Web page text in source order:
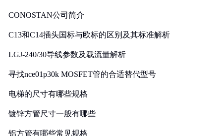
CONOSTAN公司简介
C13和C14插头国标与欧标的区别及其标准解析
LGJ-240/30导线参数及载流量解析
寻找nce01p30k MOSFET管的合适替代型号
电梯的尺寸有哪些规格
镀锌方管尺寸一般有哪些
铝方管有哪些常见规格